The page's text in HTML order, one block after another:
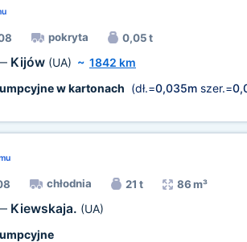
pokryta 0,05 t
Kijów (UA) ~ 1842 km
w kartonach (dł.=0,035m szer.=
chłodnia 21 t 86 m³
Kiewskaja. (UA)